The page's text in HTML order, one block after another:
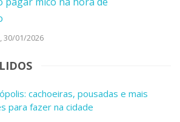
30/01/2026
cachoeiras, pousadas e mais
para fazer na cidade